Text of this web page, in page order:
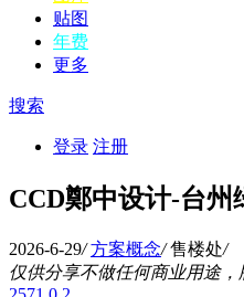
贴图
年费
更多
搜索
登录 注册
CCD鄭中设计-台
2026-6-29/ 方案概念/ 售楼处/
仅供分享不做任何商业用途，